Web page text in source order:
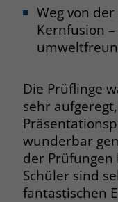
Weg von
Kernfusion
Die Prüflinge
sehr
wunderbar
der Prüfungen
Schüler sind
fantastischen
Anbieter
Laufzeit 1
Name
Anbieter
Laufzeit 30